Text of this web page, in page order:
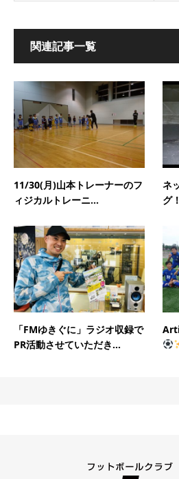
関連記事一覧
11/30(月)山本トレーナーのフ
ィジカルトレーニ...
ネ
グ！
「FMゆきぐに」ラジオ収録で
PR活動させていただき...